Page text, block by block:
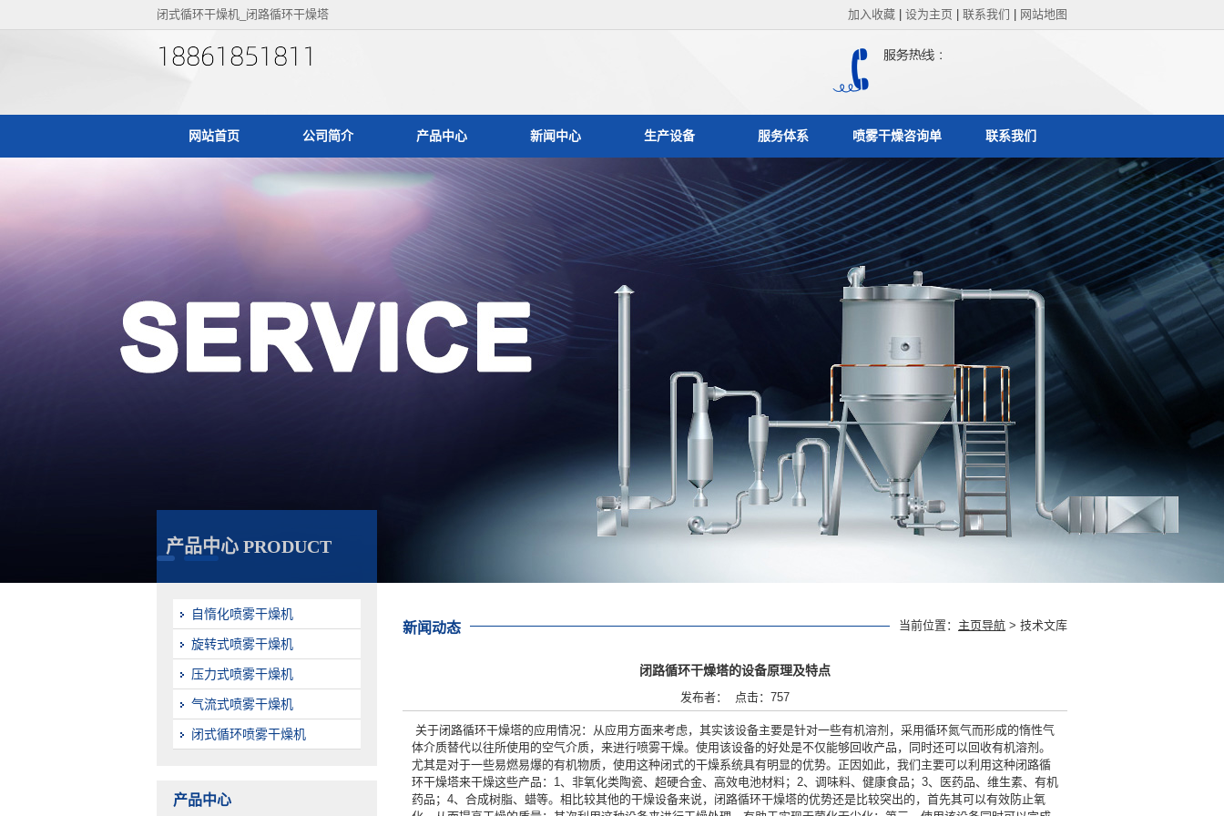
闭式循环干燥机_闭路循环干燥塔 加入收藏 设为主页 联系我们 网站地图
网站首页 公司简介 产品中心 新闻中心 生产设备 服务体系 喷雾干燥咨询单 联系我们
产品中心 PRODUCT
自惰化喷雾干燥机
旋转式喷雾干燥机
压力式喷雾干燥机
气流式喷雾干燥机
闭式循环喷雾干燥机
产品中心
新闻动态 当前位置： 主页导航 > 技术文库
闭路循环干燥塔的设备原理及特点
发布者： 点击：757
关于闭路循环干燥塔的应用情况：从应用方面来考虑，其实该设备主要是针对一些有机溶剂，采用循环氮气而形成的惰性气
体介质替代以往所使用的空气介质，来进行喷雾干燥。使用该设备的好处是不仅能够回收产品，同时还可以回收有机溶剂。
尤其是对于一些易燃易爆的有机物质，使用这种闭式的干燥系统具有明显的优势。正因如此，我们主要可以利用这种闭路循
环干燥塔来干燥这些产品：1、非氧化类陶瓷、超硬合金、高效电池材料；2、调味料、健康食品；3、医药品、维生素、有机
药品；4、合成树脂、蜡等。相比较其他的干燥设备来说，闭路循环干燥塔的优势还是比较突出的，首先其可以有效防止氧